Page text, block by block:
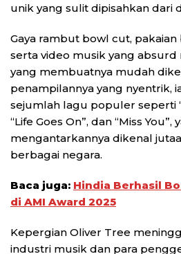
unik yang sulit dipisahkan dari
Gaya rambut bowl cut,
serta video musik yang absurd
yang membuatnya mudah
penampilannya yang nyentrik,
sejumlah lagu populer seperti
“Life Goes On”, dan “Miss You”,
mengantarkannya dikenal
berbagai negara.
Baca juga: Hindia Berhasil
di AMI Award 2025
Kepergian Oliver Tree
industri musik dan para